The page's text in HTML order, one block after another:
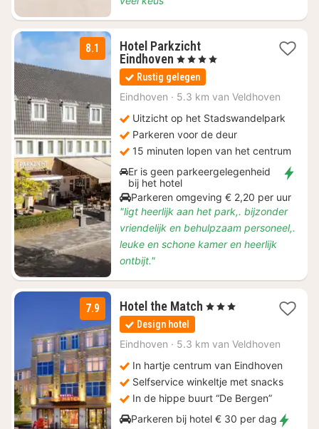
8.1
Hotel Parkzicht
Eindhoven 1
nacht
vanaf
€
, 4 Sterren
Rustig gelegen
Eindhoven · 5.3 km van Veldhoven
Uitzicht op het Stadswandelpark
Parkeren voor de deur
15 minuten lopen van het centrum
Er is geen parkeergelegenheid
bij het hotel
Parkeren omgeving € 2,20 per uur
"ligt heerlijk aan het park,. bijzonder
vriendelijk en behulpzaam personeel,.
leuke en schone kamer en heerlijk
ontbijt."
7.9 Hotel the Match 1
€
, 3 Sterren
Design hotel
Eindhoven · 5.3 km van Veldhoven
In hartje centrum van Eindhoven
Selfservice winkeltje met snacks
In de hippe buurt “De Bergen”
Parkeren bij hotel € 30 per dag